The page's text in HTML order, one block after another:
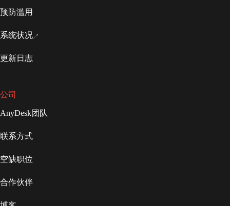
预防滥用
系统状况
更新日志
公司
AnyDesk团队
联系方式
空缺职位
合作伙伴